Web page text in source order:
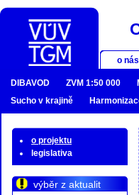
o nás
DIBAVOD ZVM 1:50 000
Sucho v krajině
o projektu
legislativa
výběr z aktualit